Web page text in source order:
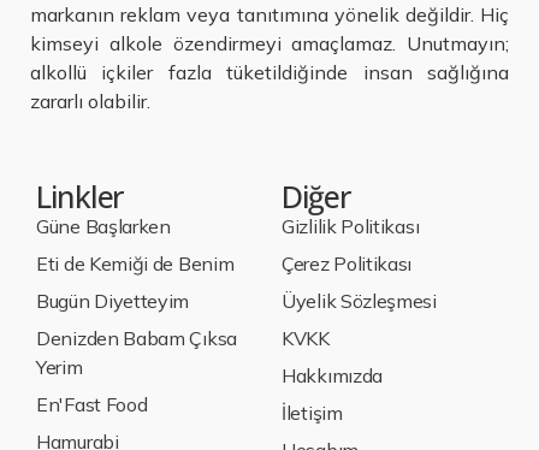
markanın reklam veya tanıtımına yönelik değildir. Hiç
kimseyi alkole özendirmeyi amaçlamaz. Unutmayın;
alkollü içkiler fazla tüketildiğinde insan sağlığına
zararlı olabilir.
Linkler
Güne Başlarken
Eti de Kemiği de Benim
Bugün Diyetteyim
Denizden Babam Çıksa
Yerim
En'Fast Food
Hamurabi
Diğer
Gizlilik Politikası
Çerez Politikası
Üyelik Sözleşmesi
KVKK
Hakkımızda
İletişim